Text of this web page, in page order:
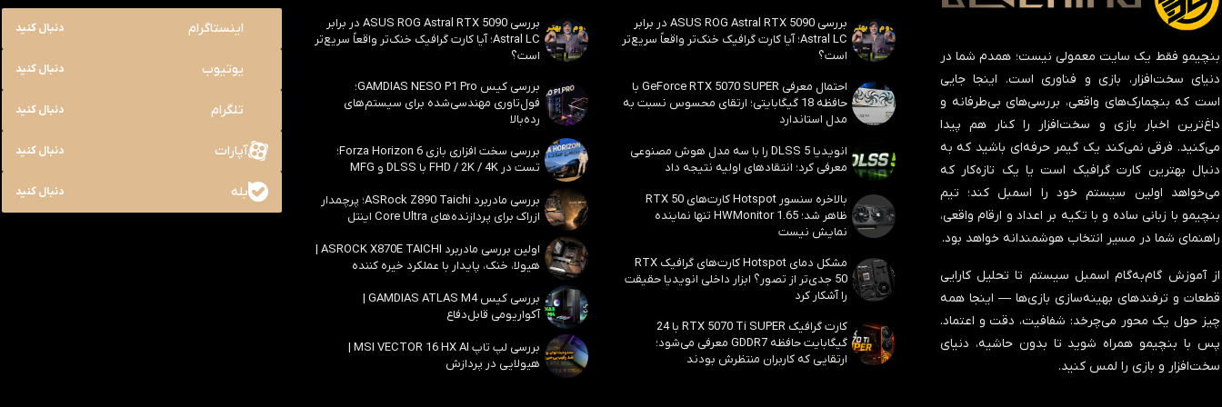
بنچیمو فقط یک سایت معمولی نیست؛ همدم شما در
دنیای سخت‌افزار، بازی و فناوری است. اینجا جایی
است که بنچمارک‌های واقعی، بررسی‌های بی‌طرفانه و
داغ‌ترین اخبار بازی و سخت‌افزار را کنار هم پیدا
می‌کنید. فرقی نمی‌کند یک گیمر حرفه‌ای باشید که به
دنبال بهترین کارت گرافیک است یا یک تازه‌کار که
می‌خواهد اولین سیستم خود را اسمبل کند؛ تیم
بنچیمو با زبانی ساده و با تکیه بر اعداد و ارقام واقعی،
راهنمای شما در مسیر انتخاب هوشمندانه خواهد بود.
از آموزش گام‌به‌گام اسمبل سیستم تا تحلیل کارایی
قطعات و ترفندهای بهینه‌سازی بازی‌ها — اینجا همه
چیز حول یک محور می‌چرخد: شفافیت، دقت و اعتماد.
پس با بنچیمو همراه شوید تا بدون حاشیه، دنیای
سخت‌افزار و بازی را لمس کنید.
بررسی ASUS ROG Astral RTX 5090 در برابر
Astral LC؛ آیا کارت گرافیک خنک‌تر واقعاً سریع‌تر
است؟
احتمال معرفی GeForce RTX 5070 SUPER با
حافظه 18 گیگابایتی؛ ارتقای محسوس نسبت به
مدل استاندارد
انویدیا DLSS 5 را با سه مدل هوش مصنوعی
معرفی کرد؛ انتقادهای اولیه نتیجه داد
بالاخره سنسور Hotspot کارت‌های RTX 50
ظاهر شد؛ HWMonitor 1.65 تنها نماینده
نمایش نیست
مشکل دمای Hotspot کارت‌های گرافیک RTX
50 جدی‌تر از تصور؟ ابزار داخلی انویدیا حقیقت
را آشکار کرد
کارت گرافیک RTX 5070 Ti SUPER با 24
گیگابایت حافظه GDDR7 معرفی می‌شود؛
ارتقایی که کاربران منتظرش بودند
بررسی ASUS ROG Astral RTX 5090 در برابر
Astral LC؛ آیا کارت گرافیک خنک‌تر واقعاً سریع‌تر
است؟
بررسی کیس GAMDIAS NESO P1 Pro؛
فول‌تاوری مهندسی‌شده برای سیستم‌های
رده‌بالا
بررسی سخت افزاری بازی Forza Horizon 6؛
تست در FHD / 2K / 4K با DLSS و MFG
بررسی مادربرد ASRock Z890 Taichi؛ پرچمدار
ازراک برای پردازنده‌های Core Ultra اینتل
اولین بررسی مادربرد ASROCK X870E TAICHI |
هیولا، خنک، پایدار با عملکرد خیره کننده
بررسی کیس GAMDIAS ATLAS M4 |
آکواریومی قابل‌دفاع
بررسی لپ تاپ MSI VECTOR 16 HX AI |
هیولایی در پردازش
اینستاگرام دنبال کنید
یوتیوب دنبال کنید
تلگرام دنبال کنید
آپارات دنبال کنید
بله دنبال کنید